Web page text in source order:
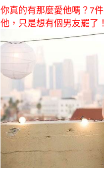
你真的有那麼愛他嗎？7
他，只是想有個男友罷了